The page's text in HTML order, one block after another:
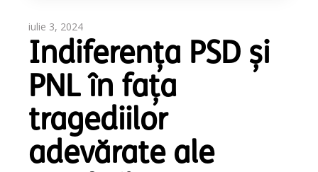
iulie 3, 2024
Indiferența PSD și
PNL în fața
tragediilor
adevărate ale